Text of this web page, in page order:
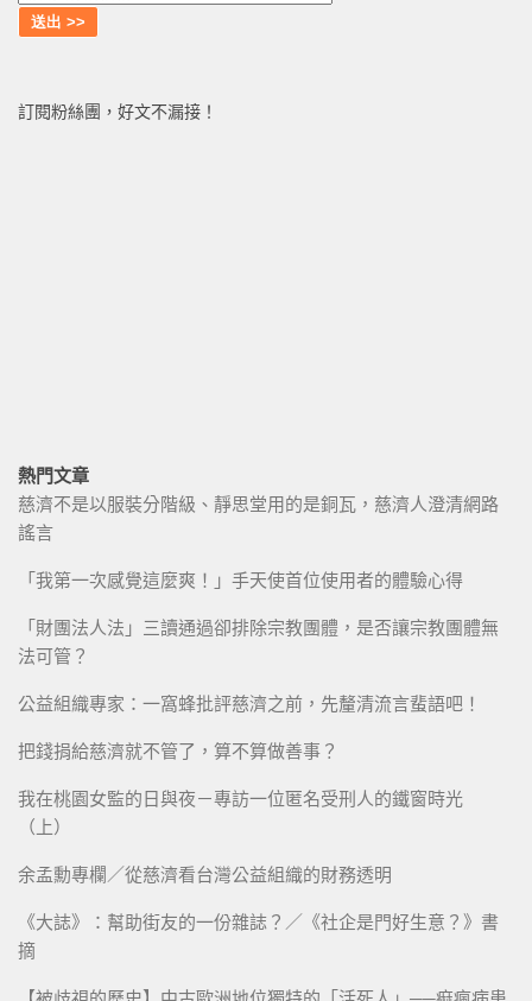
訂閱粉絲團，好文不漏接！
熱門文章
慈濟不是以服裝分階級、靜思堂用的是銅瓦，慈濟人澄清網路
謠言
「我第一次感覺這麼爽！」手天使首位使用者的體驗心得
「財團法人法」三讀通過卻排除宗教團體，是否讓宗教團體無
法可管？
公益組織專家：一窩蜂批評慈濟之前，先釐清流言蜚語吧！
把錢捐給慈濟就不管了，算不算做善事？
我在桃園女監的日與夜－專訪一位匿名受刑人的鐵窗時光
（上）
余孟勳專欄／從慈濟看台灣公益組織的財務透明
《大誌》：幫助街友的一份雜誌？／《社企是門好生意？》書
摘